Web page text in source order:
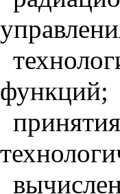
функций;